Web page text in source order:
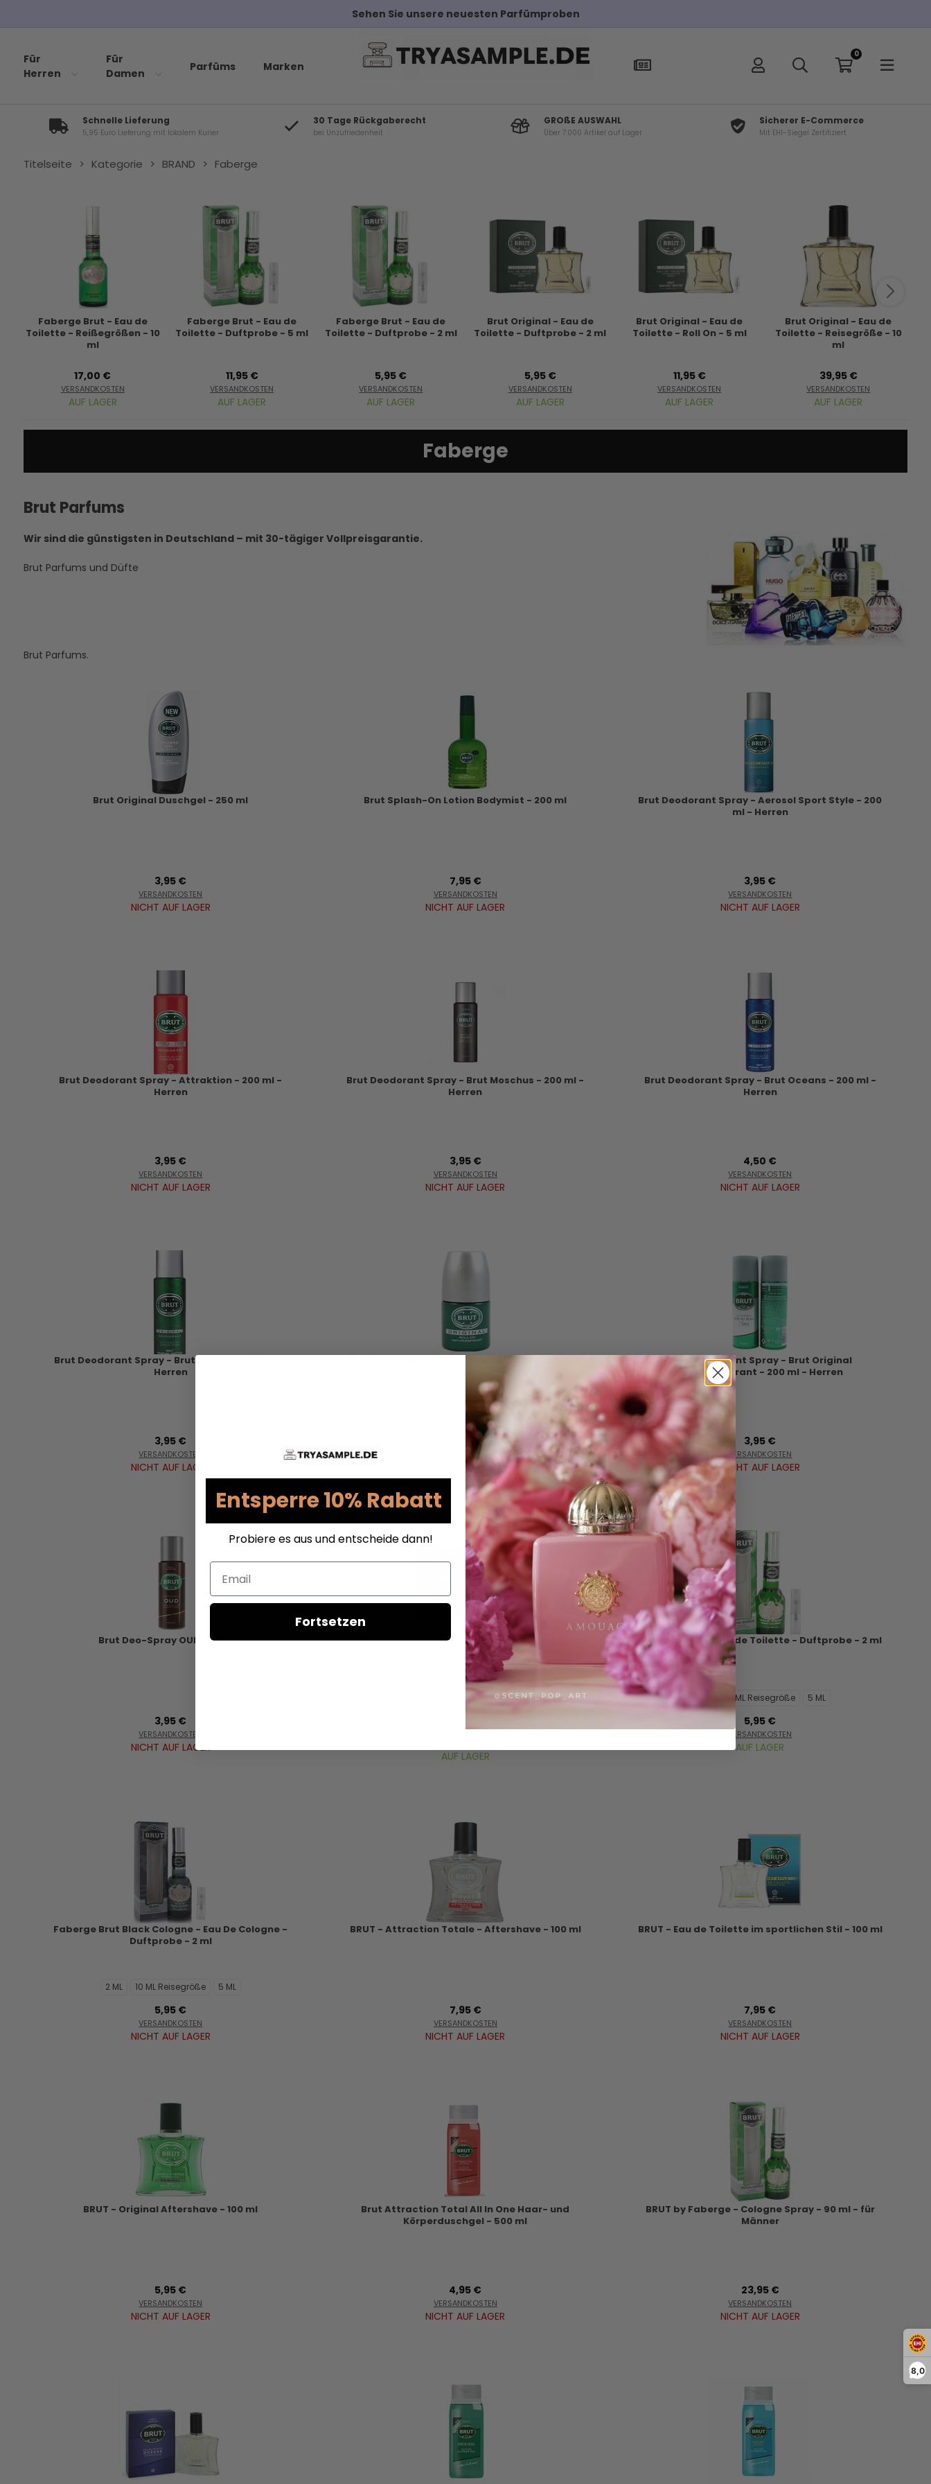
8,0
Kostenloser Versand bei Bestellungen über 100€
Für
Herren
Für
Damen
Parfüms Marken
0
Schnelle Lieferung
5,95 Euro Lieferung mit lokalem Kurier
30 Tage Rückgaberecht
bei Unzufriedenheit
GROßE AUSWAHL
Über 7.000 Artikel auf Lager
Sicherer E-Commerce
Mit EHI-Siegel Zertifiziert
Titelseite > Kategorie > BRAND > Faberge
Faberge Brut - Eau de
Toilette - Reißegrößen - 10
ml
17,00 €
VERSANDKOSTEN
AUF LAGER
Faberge Brut - Eau de
Toilette - Duftprobe - 5 ml
11,95 €
VERSANDKOSTEN
AUF LAGER
Faberge Brut - Eau de
Toilette - Duftprobe - 2 ml
5,95 €
VERSANDKOSTEN
AUF LAGER
Brut Original - Eau de
Toilette - Duftprobe - 2 ml
5,95 €
VERSANDKOSTEN
AUF LAGER
Brut Original - Eau de
Toilette - Roll On - 5 ml
11,95 €
VERSANDKOSTEN
AUF LAGER
Brut Original - Eau de
Toilette - Reisegröße - 10
ml
39,95 €
VERSANDKOSTEN
AUF LAGER
Faberge
Brut Parfums
Wir sind die günstigsten in Deutschland – mit 30-tägiger Vollpreisgarantie.
Brut Parfums und Düfte
Brut Parfums.
Brut Original Duschgel - 250 ml
3,95 €
VERSANDKOSTEN
NICHT AUF LAGER
Brut Splash-On Lotion Bodymist - 200 ml
7,95 €
VERSANDKOSTEN
NICHT AUF LAGER
Brut Deodorant Spray - Aerosol Sport Style - 200
ml - Herren
3,95 €
VERSANDKOSTEN
NICHT AUF LAGER
Brut Deodorant Spray - Attraktion - 200 ml -
Herren
3,95 €
VERSANDKOSTEN
NICHT AUF LAGER
Brut Deodorant Spray - Brut Moschus - 200 ml -
Herren
3,95 €
VERSANDKOSTEN
NICHT AUF LAGER
Brut Deodorant Spray - Brut Oceans - 200 ml -
Herren
4,50 €
VERSANDKOSTEN
NICHT AUF LAGER
Brut Deodorant Spray - Brut Original - 200 ml -
Herren
3,95 €
VERSANDKOSTEN
NICHT AUF LAGER
Brut Deodorant Spray - Brut Original - 200 ml -
3,95 €
VERSANDKOSTEN
NICHT AUF LAGER
Brut Deodorant Spray - Brut Original
Antitranspirant - 200 ml - Herren
3,95 €
VERSANDKOSTEN
NICHT AUF LAGER
Brut Deo-Spray OUD - 200 ml
3,95 €
VERSANDKOSTEN
NICHT AUF LAGER
Brut Original - Eau de Toilette - Duftprobe - 2 ml
5 ML Roll On
10 ML Reisegröße
Weitere Größen anzeigen...
5,95 €
AUF LAGER
Faberge Brut - Eau de Toilette - Duftprobe - 2 ml
10 ML Reisegröße 5 ML
5,95 €
VERSANDKOSTEN
AUF LAGER
Faberge Brut Black Cologne - Eau De Cologne -
Duftprobe - 2 ml
2 ML 10 ML Reisegröße 5 ML
5,95 €
VERSANDKOSTEN
NICHT AUF LAGER
BRUT - Attraction Totale - Aftershave - 100 ml
7,95 €
VERSANDKOSTEN
NICHT AUF LAGER
BRUT - Eau de Toilette im sportlichen Stil - 100 ml
7,95 €
VERSANDKOSTEN
NICHT AUF LAGER
BRUT - Original Aftershave - 100 ml
5,95 €
VERSANDKOSTEN
NICHT AUF LAGER
Brut Attraction Total All In One Haar- und
Körperduschgel - 500 ml
4,95 €
VERSANDKOSTEN
NICHT AUF LAGER
BRUT by Faberge - Cologne Spray - 90 ml - für
Männer
23,95 €
VERSANDKOSTEN
NICHT AUF LAGER
Entsperre 10% Rabatt
Probiere es aus und entscheide dann!
Email
Fortsetzen